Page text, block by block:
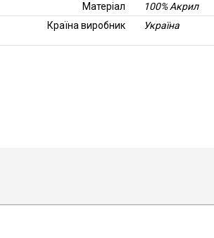
Матеріал
100% Акрил
Країна виробник
Україна